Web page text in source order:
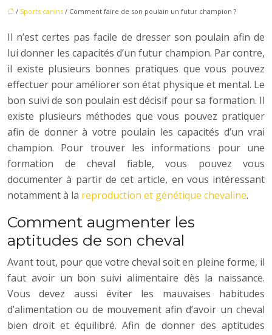
/ Sports canins / Comment faire de son poulain un futur champion ?
Il n’est certes pas facile de dresser son poulain afin de
lui donner les capacités d’un futur champion. Par contre,
il existe plusieurs bonnes pratiques que vous pouvez
effectuer pour améliorer son état physique et mental. Le
bon suivi de son poulain est décisif pour sa formation. Il
existe plusieurs méthodes que vous pouvez pratiquer
afin de donner à votre poulain les capacités d’un vrai
champion. Pour trouver les informations pour une
formation de cheval fiable, vous pouvez vous
documenter à partir de cet article, en vous intéressant
notamment à la reproduction et génétique chevaline.
Comment augmenter les
aptitudes de son cheval
Avant tout, pour que votre cheval soit en pleine forme, il
faut avoir un bon suivi alimentaire dès la naissance.
Vous devez aussi éviter les mauvaises habitudes
d’alimentation ou de mouvement afin d’avoir un cheval
bien droit et équilibré. Afin de donner des aptitudes